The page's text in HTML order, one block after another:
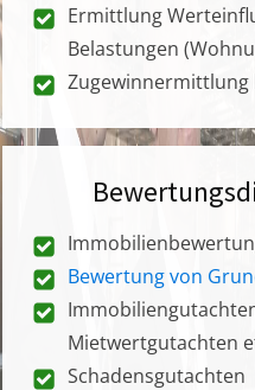
Ermittlung
Belastungen
Zugewinnermittlung
Bewertung von
Mietwertgutachten
Schadensgutachten